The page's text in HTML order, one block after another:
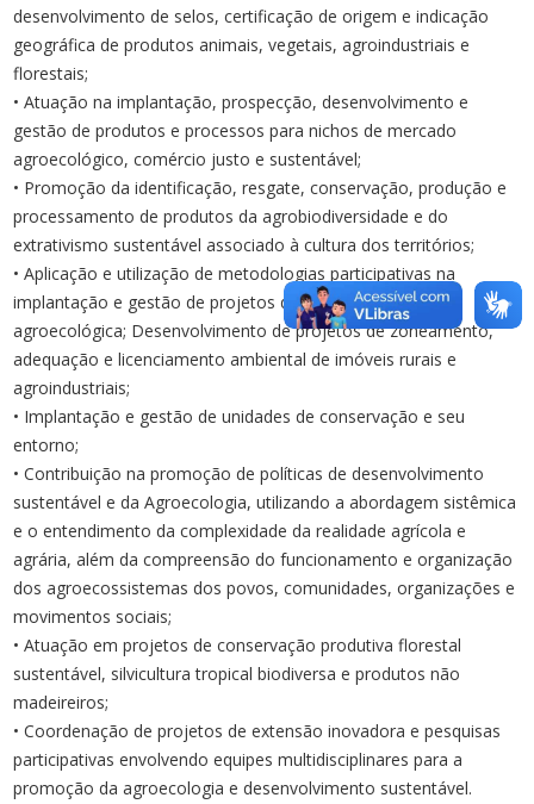
desenvolvimento de selos, certificação de origem e indicação
geográfica de produtos animais, vegetais, agroindustriais e
florestais;
• Atuação na implantação, prospecção, desenvolvimento e
gestão de produtos e processos para nichos de mercado
agroecológico, comércio justo e sustentável;
• Promoção da identificação, resgate, conservação, produção e
processamento de produtos da agrobiodiversidade e do
extrativismo sustentável associado à cultura dos territórios;
• Aplicação e utilização de metodologias participativas na
implantação e gestão de projetos de extensão e pesquisa
agroecológica; Desenvolvimento de projetos de zoneamento,
adequação e licenciamento ambiental de imóveis rurais e
agroindustriais;
• Implantação e gestão de unidades de conservação e seu
entorno;
• Contribuição na promoção de políticas de desenvolvimento
sustentável e da Agroecologia, utilizando a abordagem sistêmica
e o entendimento da complexidade da realidade agrícola e
agrária, além da compreensão do funcionamento e organização
dos agroecossistemas dos povos, comunidades, organizações e
movimentos sociais;
• Atuação em projetos de conservação produtiva florestal
sustentável, silvicultura tropical biodiversa e produtos não
madeireiros;
• Coordenação de projetos de extensão inovadora e pesquisas
participativas envolvendo equipes multidisciplinares para a
promoção da agroecologia e desenvolvimento sustentável.